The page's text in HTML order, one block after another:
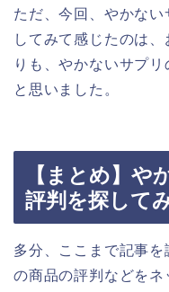
ただ、今回、やかな
してみて感じたのは
りも、やかないサプ
と思いました。
【まとめ】や
評判を探して
多分、ここまで記事を
の商品の評判などをネ